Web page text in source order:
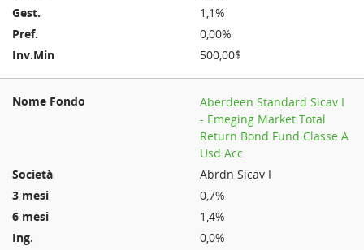
1,1%
0,00%
500,00$
Aberdeen Standard Sicav I
- Emeging Market Total
Return Bond Fund Classe A
Usd Acc
Abrdn Sicav I
0,7%
1,4%
0,0%